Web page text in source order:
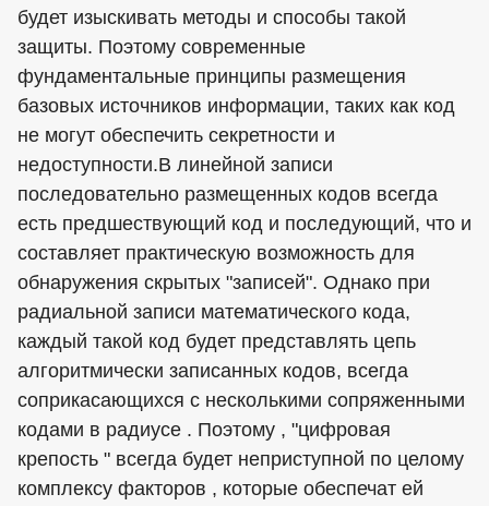
будет изыскивать методы и способы такой
защиты. Поэтому современные
фундаментальные принципы размещения
базовых источников информации, таких как код
не могут обеспечить секретности и
недоступности.В линейной записи
последовательно размещенных кодов всегда
есть предшествующий код и последующий, что и
составляет практическую возможность для
обнаружения скрытых "записей". Однако при
радиальной записи математического кода,
каждый такой код будет представлять цепь
алгоритмически записанных кодов, всегда
соприкасающихся с несколькими сопряженными
кодами в радиусе . Поэтому , "цифровая
крепость " всегда будет неприступной по целому
комплексу факторов , которые обеспечат ей